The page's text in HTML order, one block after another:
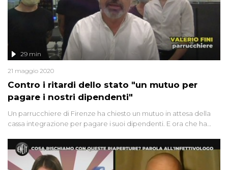
Contro i ritardi dello stato "un mutuo per
pagare i nostri dipendenti"
29 min
21 maggio 2020
Un parrucchiere di Firenze ha chiesto un mutuo in attesa della
cassa integrazione per pagare i suoi dipendenti. E ora che ha
in Portogallo ci racconta il viaggio della speranza per
riabbracciare sua mamma in Italia. La storia di Sabrina e dei suoi
due figli, affetti da Sla, che ora devono affrontare anche le